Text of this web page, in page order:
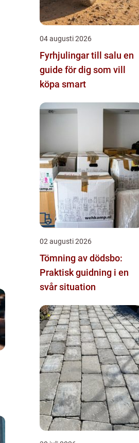
04 augusti 2026
Fyrhjulingar till salu en
guide för dig som vill
köpa smart
02 augusti 2026
Tömning av dödsbo:
Praktisk guidning i en
svår situation